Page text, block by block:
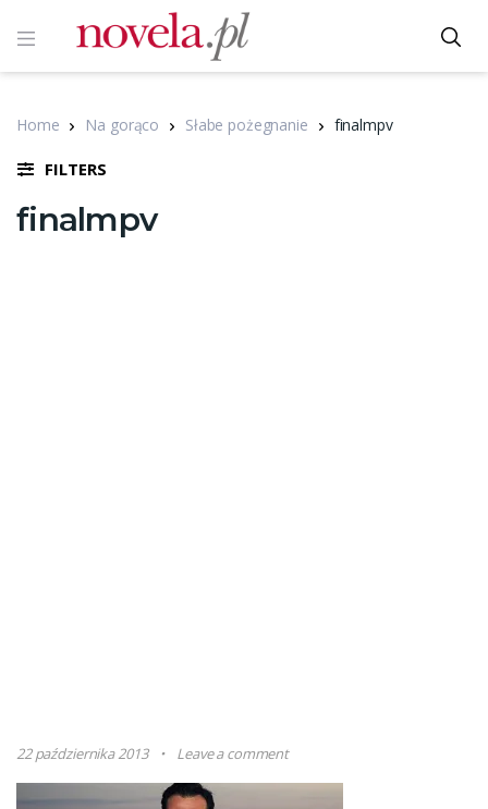
Home Na gorąco Słabe pożegnanie finalmpv
FILTERS
finalmpv
22 października 2013 Leave a comment